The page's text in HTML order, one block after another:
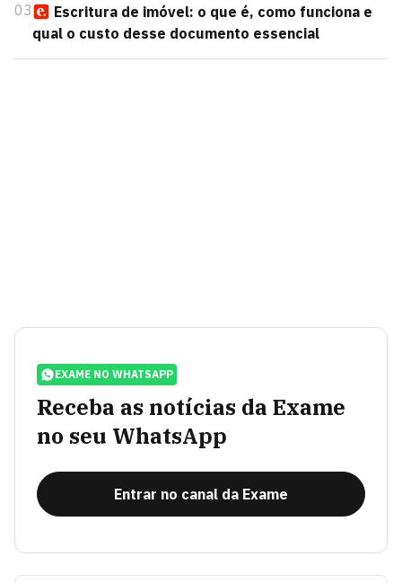
03
Escritura de imóvel: o que é, como funciona e
qual o custo desse documento essencial
EXAME NO WHATSAPP
Receba as notícias da Exame
no seu WhatsApp
Entrar no canal da Exame